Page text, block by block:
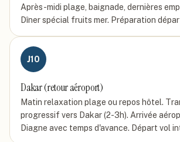
Après-midi plage, baignade, dernières
Dîner spécial fruits mer. Préparation
J10
Dakar (retour aéroport)
Matin relaxation plage ou repos hôtel.
progressif vers Dakar (2-3h). Arrivée
Diagne avec temps d'avance. Départ vol